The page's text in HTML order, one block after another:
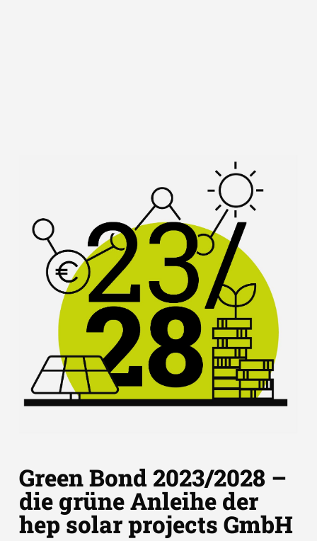
Green Bond 2023/2028 –
die grüne Anleihe der
hep solar projects GmbH